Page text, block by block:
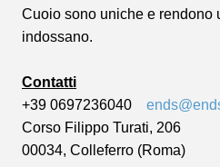
Cuoio sono uniche e rendono
indossano.
Contatti
+39 0697236040
Corso Filippo Turati, 206
00034, Colleferro (Roma)